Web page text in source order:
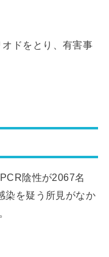
ドをとり、有害事
陰性が2067名
染を疑う所見がなか